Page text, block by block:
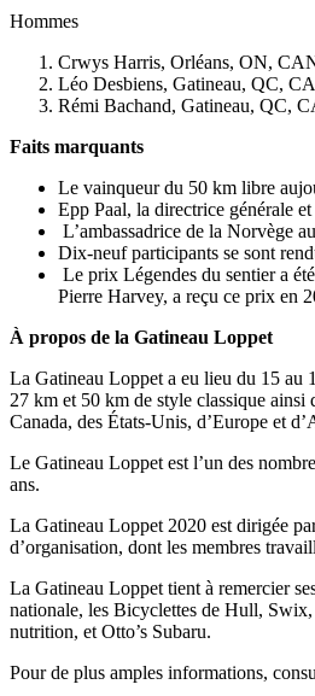
Hommes
Crwys Harris, Orléans, ON,
Léo Desbiens, Gatineau, QC,
Rémi Bachand, Gatineau, QC,
Faits marquants
Le vainqueur du 50 km libre
Epp Paal, la directrice générale
L’ambassadrice de la Norvège
Dix-neuf participants se sont
Le prix Légendes du sentier a
Pierre Harvey, a reçu ce prix en
À propos de la Gatineau Loppet
La Gatineau Loppet a eu lieu du 15 au
27 km et 50 km de style classique
Canada, des États-Unis, d’Europe et
Le Gatineau Loppet est l’un des
ans.
La Gatineau Loppet 2020 est dirigée
d’organisation, dont les membres
La Gatineau Loppet tient à remercier
nationale, les Bicyclettes de Hull,
nutrition, et Otto’s Subaru.
Pour de plus amples informations,